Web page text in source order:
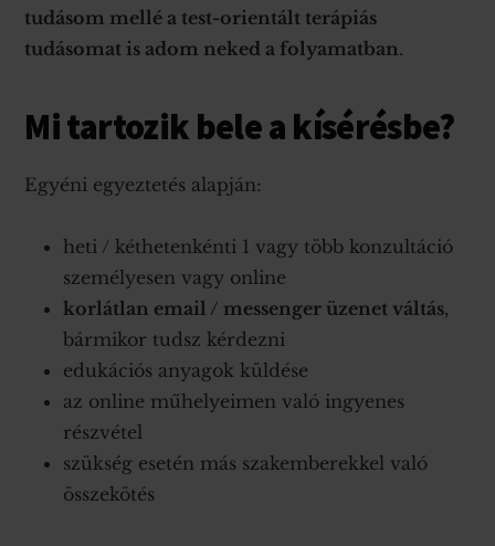
tudásom mellé a test-orientált terápiás
tudásomat is adom neked a folyamatban.
Mi tartozik bele a kísérésbe?
Egyéni egyeztetés alapján:
heti / kéthetenkénti 1 vagy több konzultáció
személyesen vagy online
korlátlan email / messenger üzenet váltás,
bármikor tudsz kérdezni
edukációs anyagok küldése
az online műhelyeimen való ingyenes
részvétel
szükség esetén más szakemberekkel való
összekötés